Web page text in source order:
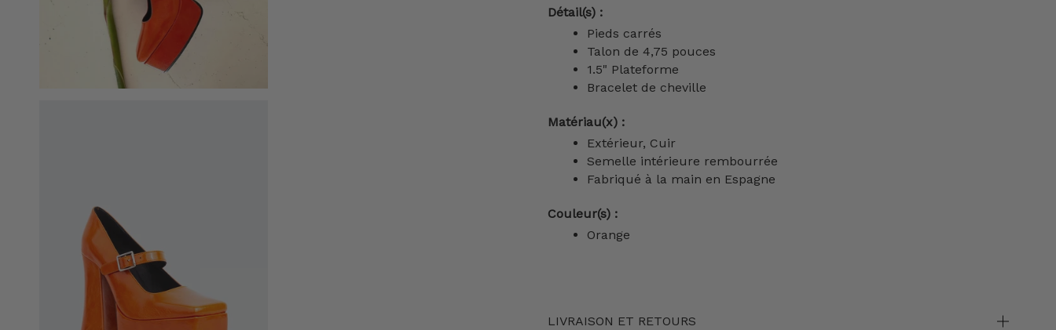
Détail(s) :
Pieds carrés
Talon de 4,75 pouces
1.5" Plateforme
Bracelet de cheville
Matériau(x) :
Extérieur, Cuir
Semelle intérieure rembourrée
Fabriqué à la main en Espagne
Couleur(s) :
Orange
LIVRAISON ET RETOURS